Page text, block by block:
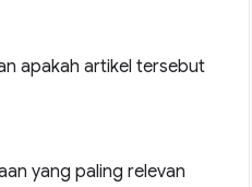
apakah artikel tersebut
yang paling relevan